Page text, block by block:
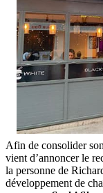
Afin de consolider
vient d’annoncer le
la personne de
développement de